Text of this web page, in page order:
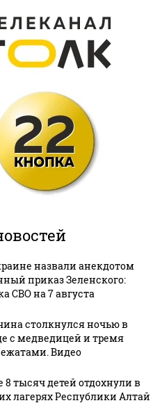
назвали анекдотом
приказ Зеленского:
СВО на 7 августа
столкнулся ночью в
с медведицей и тремя
Видео
8 тысяч детей отдохнули в
лагерях Республики Алтай